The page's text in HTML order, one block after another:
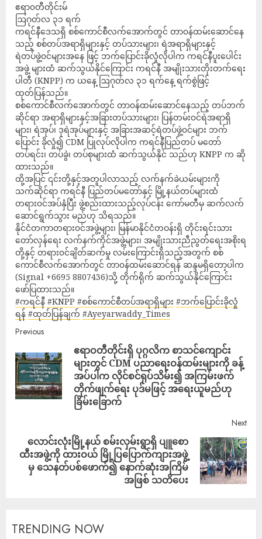
ဧရာ၀တီတိုင်းမ်
ဩဂုတ်လ ၃၁ ရက်
ကရင်နီဒေသရှိ စစ်ကောင်စီလက်အောက်တွင် တာ၀န်ထမ်း‌ဆောင်နေ
သည့် စစ်တပ်အရာရှိများနှင့် တပ်သားများ၊ ရဲအရာရှိများနှင့်
ရဲတပ်ဖွဲ့၀င်များအနေ ဖြင့် ဘက်ပြောင်းခိုလှုံလိုပါက ကရင်နီပူးပေါင်း
အဖွဲ့ များထံ ဆက်သွယ်နိုင်ကြောင်း ကရင်နီ အမျိုးသားတိုးတက်ရေး
ပါတီ (KNPP) က ယနေ့ ဩဂုတ်လ ၃၁ ရက်နေ့ ရက်စွဲဖြင့်
ထုတ်ပြန်သည်။
စစ်ကောင်စီလက်အောက်တွင် တာ၀န်ထမ်းဆောင်နေသည့် တပ်ဘက်
ဆိုင်ရာ အရာရှိများနှင့်အခြားတပ်သားများ၊ ပြန်တမ်း၀င်ရဲအရာရှိ
များ၊ ရဲအုပ်၊ ဒုရဲအုပ်များနှင့် အခြားအဆင့်ရဲတပ်ဖွဲ့၀င်များ ဘက်
ပြောင်း ခိုလှုံ၍ CDM ပြုလုပ်လိုပါက ကရင်နီပြည်တပ် မတော်
တပ်ရင်း၊ တပ်ခွဲ၊ တပ်စုများထံ ဆက်သွယ်နိုင် သည်ဟု KNPP က ဆို
ထားသည်။
ထို့အပြင် ၎င်းတို့နှင့်အတူပါလာသည့် လက်နက်ခဲယမ်းများကို
သက်ဆိုင်ရာ ကရင်နီ ပြည်တပ်မတော်နှင့် မြို့နယ်တပ်များထံ
တရား၀င်အပ်နှံပြီး ဖွဲ့စည်းထားသည့်လုပ်ငန်း ကော်မတီမှ ဆက်လက်
ဆောင်ရွက်သွား မည်ဟု သိရသည်။
နိုင်ငံတကာတရား၀င်အဖွဲ့များ၊ မြန်မာနိုင်ငံတဝန်းရှိ တိုင်းရင်းသား
တော်လှန်ရေး လက်နက်ကိုင်အဖွဲ့များ၊ အမျိုးသားညီညွတ်ရေးအစိုးရ
တို့နှင့် တရား၀င်ချိတ်ဆက်မှု လမ်းကြောင်းရှိသည့်အတွက် စစ်
ကောင်စီလက်အောက်တွင် တာ၀န်ထမ်းဆောင်ရန် ဆန္ဒမရှိတော့ပါက
(Signal +6695 8807436)သို့ တိုက်ရိုက် ဆက်သွယ်နိုင်ကြောင်း
ဖော်ပြထားသည်။
#ကရင်နီ #KNPP #စစ်ကောင်စီတပ်အရာရှိများ #ဘက်ပြောင်းခိုလှုံ
ရန် #ထုတ်ပြန်ချက် #Ayeyarwaddy_Times
Previous
ဧရာဝတီတိုင်းရှိ ပုဂ္ဂလိက စာသင်ကျောင်း
များတွင် CDM ပညာ​ရေးဝန်ထမ်းများကို ခန့်
အပ်​ပါက လိုင်စင်ရုပ်သိမ်း၍ အကြမ်းဖက်
တိုက်ဖျက်ရေး ပုဒ်မဖြင့် အရေးယူမည်ဟု
ခြိမ်းခြောက်
Next
လောင်းလုံးမြို့နယ် စမ်းလှမ်းရွာရှိ ပျူစော
ထီးအဖွဲ့ကို ထားဝယ် မြို့ပြပြောက်ကျားအဖွဲ့
မှ သေနတ်ပစ်ဖောက်၍ နောက်ဆုံးအကြိမ်
အဖြစ် သတိပေး
TRENDING NOW